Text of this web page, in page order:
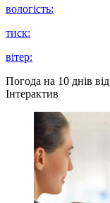
вологість:
тиск:
вітер:
Погода на 10 днів від
Інтерактив